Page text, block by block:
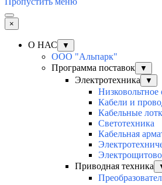
×
О НАС ▼
ООО "Альпарк"
Программа поставок
▼
Электротехника ▼
Низковольтное
Кабели и
Кабельные
Светотехника
Кабельная
Приводная техника